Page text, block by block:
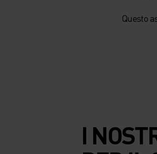
Questo
I